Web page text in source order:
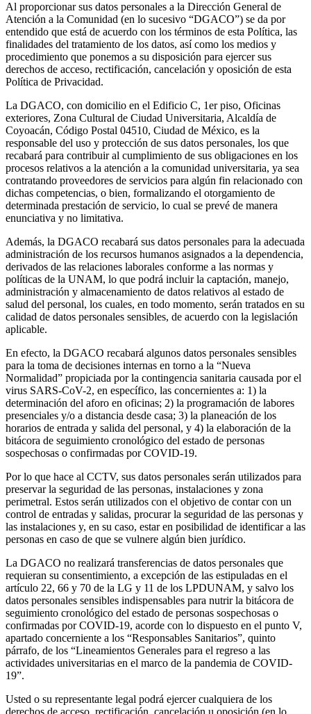
Al proporcionar sus datos personales a la Dirección General de
Atención a la Comunidad (en lo sucesivo “DGACO”) se da por
entendido que está de acuerdo con los términos de esta Política, las
finalidades del tratamiento de los datos, así como los medios y
procedimiento que ponemos a su disposición para ejercer sus
derechos de acceso, rectificación, cancelación y oposición de esta
Política de Privacidad.
La DGACO, con domicilio en el Edificio C, 1er piso, Oficinas
exteriores, Zona Cultural de Ciudad Universitaria, Alcaldía de
Coyoacán, Código Postal 04510, Ciudad de México, es la
responsable del uso y protección de sus datos personales, los que
recabará para contribuir al cumplimiento de sus obligaciones en los
procesos relativos a la atención a la comunidad universitaria, ya sea
contratando proveedores de servicios para algún fin relacionado con
dichas competencias, o bien, formalizando el otorgamiento de
determinada prestación de servicio, lo cual se prevé de manera
enunciativa y no limitativa.
Además, la DGACO recabará sus datos personales para la adecuada
administración de los recursos humanos asignados a la dependencia,
derivados de las relaciones laborales conforme a las normas y
políticas de la UNAM, lo que podrá incluir la captación, manejo,
administración y almacenamiento de datos relativos al estado de
salud del personal, los cuales, en todo momento, serán tratados en su
calidad de datos personales sensibles, de acuerdo con la legislación
aplicable.
En efecto, la DGACO recabará algunos datos personales sensibles
para la toma de decisiones internas en torno a la “Nueva
Normalidad” propiciada por la contingencia sanitaria causada por el
virus SARS-CoV-2, en específico, las concernientes a: 1) la
determinación del aforo en oficinas; 2) la programación de labores
presenciales y/o a distancia desde casa; 3) la planeación de los
horarios de entrada y salida del personal, y 4) la elaboración de la
bitácora de seguimiento cronológico del estado de personas
sospechosas o confirmadas por COVID-19.
Por lo que hace al CCTV, sus datos personales serán utilizados para
preservar la seguridad de las personas, instalaciones y zona
perimetral. Estos serán utilizados con el objetivo de contar con un
control de entradas y salidas, procurar la seguridad de las personas y
las instalaciones y, en su caso, estar en posibilidad de identificar a las
personas en caso de que se vulnere algún bien jurídico.
La DGACO no realizará transferencias de datos personales que
requieran su consentimiento, a excepción de las estipuladas en el
artículo 22, 66 y 70 de la LG y 11 de los LPDUNAM, y salvo los
datos personales sensibles indispensables para nutrir la bitácora de
seguimiento cronológico del estado de personas sospechosas o
confirmadas por COVID-19, acorde con lo dispuesto en el punto V,
apartado concerniente a los “Responsables Sanitarios”, quinto
párrafo, de los “Lineamientos Generales para el regreso a las
actividades universitarias en el marco de la pandemia de COVID-
19”.
Usted o su representante legal podrá ejercer cualquiera de los